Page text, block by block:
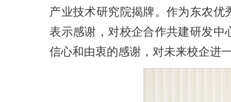
产业技术研究院揭牌。作为东农
表示感谢，对校企合作共建研发中
信心和由衷的感谢，对未来校企进